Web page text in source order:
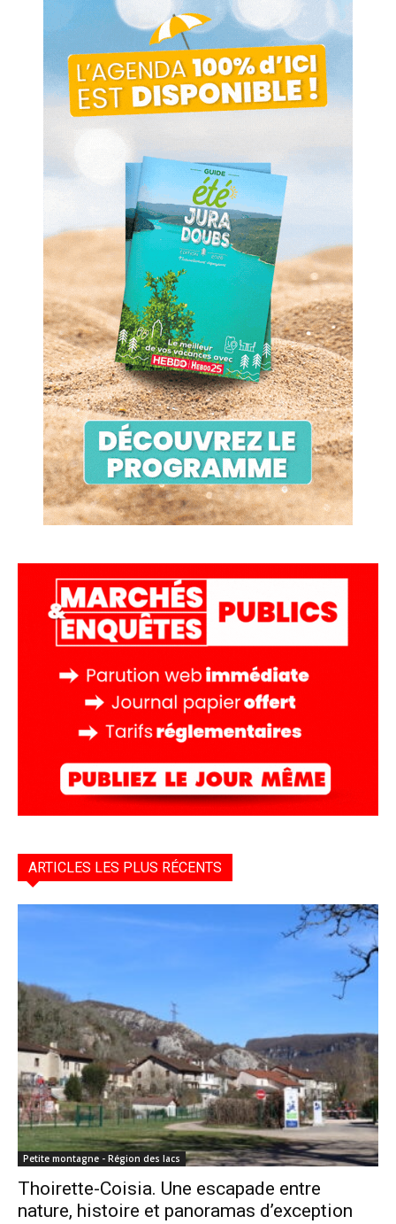
ARTICLES LES PLUS RÉCENTS
Petite montagne - Région des lacs
Thoirette-Coisia. Une escapade entre
nature, histoire et panoramas d’exception